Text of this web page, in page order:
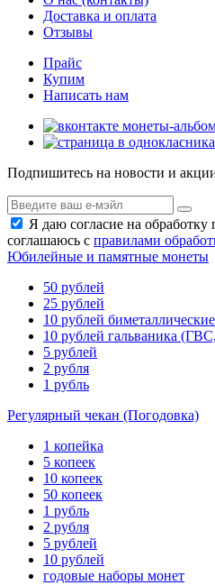
Доставка и оплата
Отзывы
Прайс
Купим
Написать нам
Подпишитесь на новости и акции
Я даю согласие на
соглашаюсь с правилами
Юбилейные и памятные монеты
50 рублей
25 рублей
10 рублей
10 рублей гальваника
5 рублей
2 рубля
1 рубль
Регулярный чекан (Погодовка)
1 копейка
5 копеек
10 копеек
50 копеек
1 рубль
2 рубля
5 рублей
10 рублей
годовые наборы монет